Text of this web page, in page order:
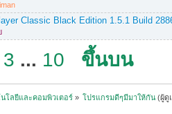
Classic Black Edition 1.5.1 Build
3 ... 10 ขึ้นบน
นโลยีและคอมพิวเตอร์» โปรแกรมดีๆมีมาให้กัน(ผู้ดู